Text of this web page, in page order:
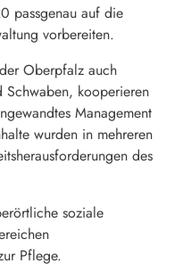
passgenau auf die
vorbereiten.
Oberpfalz auch
kooperieren
Management
wurden in mehreren
des
soziale
Pflege.